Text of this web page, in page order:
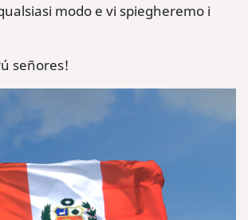
modo e vi spiegheremo i
señores!